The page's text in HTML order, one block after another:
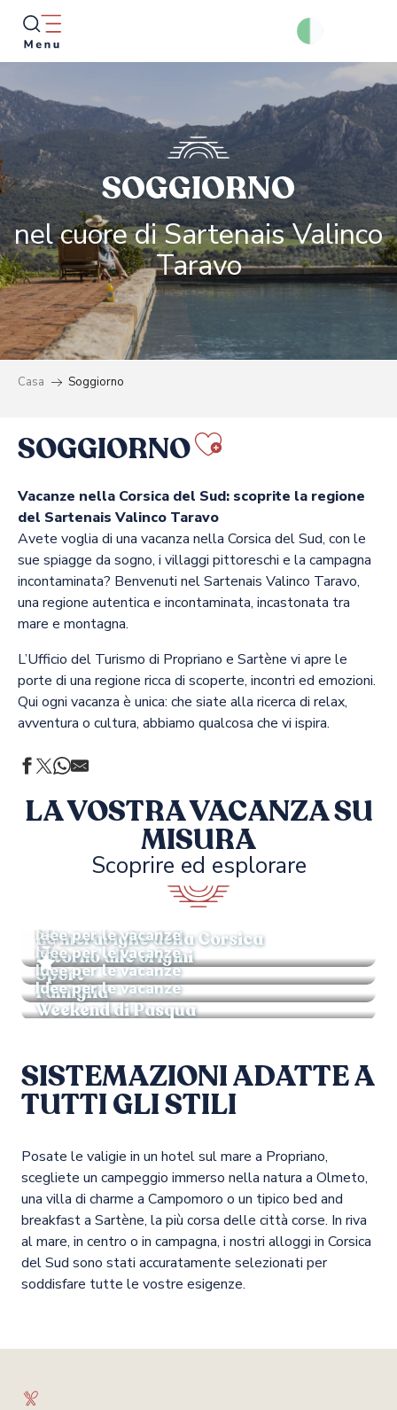
Aller
contenu
SOGGIORNO
nel cuore di Sartenais Valinco
Taravo
Casa Soggiorno
SOGGIORNO Ajouter
Vacanze nella Corsica del Sud: scoprite la regione
del Sartenais Valinco Taravo
Avete voglia di una vacanza nella Corsica del Sud, con le
sue spiagge da sogno, i villaggi pittoreschi e la campagna
incontaminata? Benvenuti nel Sartenais Valinco Taravo,
una regione autentica e incontaminata, incastonata tra
mare e montagna.
L’Ufficio del Turismo di Propriano e Sartène vi apre le
porte di una regione ricca di scoperte, incontri ed emozioni.
Qui ogni vacanza è unica: che siate alla ricerca di relax,
avventura o cultura, abbiamo qualcosa che vi ispira.
LA VOSTRA VACANZA SU
MISURA
Scoprire ed esplorare
Le meraviglie della Corsica
Idee per le vacanze
Ritorno alle origini
Idee per le vacanze
Sport
Idee per le vacanze
Famiglia
Idee per le vacanze
Weekend di Pasqua
SISTEMAZIONI ADATTE A
TUTTI GLI STILI
Posate le valigie in un hotel sul mare a Propriano,
scegliete un campeggio immerso nella natura a Olmeto,
una villa di charme a Campomoro o un tipico bed and
breakfast a Sartène, la più corsa delle città corse. In riva
al mare, in centro o in campagna, i nostri alloggi in Corsica
del Sud sono stati accuratamente selezionati per
soddisfare tutte le vostre esigenze.